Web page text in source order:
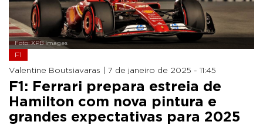
Foto: XPB Images
F1
Valentine Boutsiavaras | 7 de janeiro de 2025 - 11:45
F1: Ferrari prepara estreia de
Hamilton com nova pintura e
grandes expectativas para 2025